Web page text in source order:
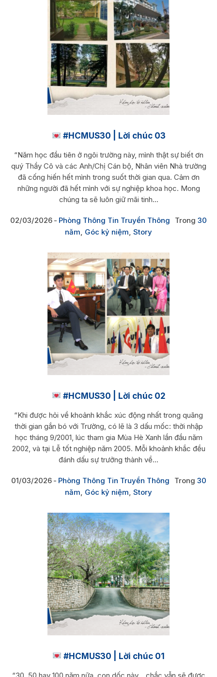
#HCMUS30 | Lời chúc 03
“Năm học đầu tiên ở ngôi trường này, mình thật sự biết ơn
quý Thầy Cô và các Anh/Chị Cán bộ, Nhân viên Nhà trường
đã cống hiến hết mình trong suốt thời gian qua. Cảm ơn
những người đã hết mình với sự nghiệp khoa học. Mong
chúng ta sẽ luôn giữ mãi tinh...
02/03/2026 Phòng Thông Tin Truyền Thông Trong 30
năm, Góc kỷ niệm, Story
#HCMUS30 | Lời chúc 02
“Khi được hỏi về khoảnh khắc xúc động nhất trong quãng
thời gian gắn bó với Trường, có lẽ là 3 dấu mốc: thời nhập
học tháng 9/2001, lúc tham gia Mùa Hè Xanh lần đầu năm
2002, và tại Lễ tốt nghiệp năm 2005. Mỗi khoảnh khắc đều
đánh dấu sự trưởng thành về...
01/03/2026 Phòng Thông Tin Truyền Thông Trong 30
năm Góc kỷ niệm Story
#HCMUS30 | Lời chúc 01